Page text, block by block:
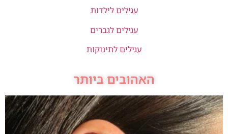
עגילים לילדות
עגילים לגברים
עגילים לתינוקות
האהובים ביותר